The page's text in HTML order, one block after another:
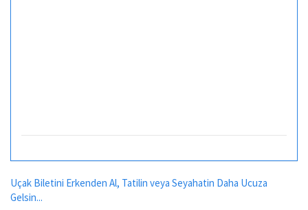
Uçak Biletini Erkenden Al, Tatilin veya Seyahatin Daha Ucuza
Gelsin...